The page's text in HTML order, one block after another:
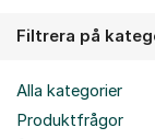
Filtrera på
Alla kategorier
Produktfrågor